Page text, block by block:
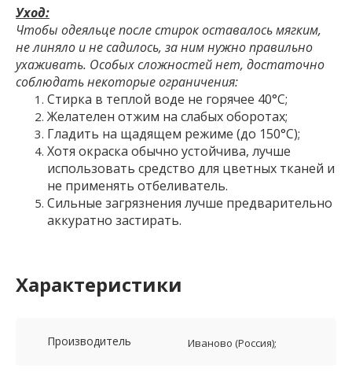
Уход:
Чтобы одеяльце после стирок оставалось мягким,
не линяло и не садилось, за ним нужно правильно
ухаживать. Особых сложностей нет, достаточно
соблюдать некоторые ограничения:
Стирка в теплой воде не горячее 40°C;
Желателен отжим на слабых оборотах;
Гладить на щадящем режиме (до 150°C);
Хотя окраска обычно устойчива, лучше
использовать средство для цветных тканей и
не применять отбеливатель.
Сильные загрязнения лучше предварительно
аккуратно застирать.
Характеристики
Производитель Иваново (Россия);